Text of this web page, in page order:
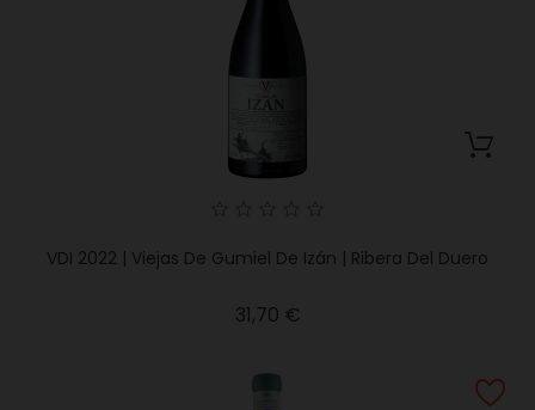
VDI 2022 | Viejas De Gumiel De Izán | Ribera Del Duero
31,70 €